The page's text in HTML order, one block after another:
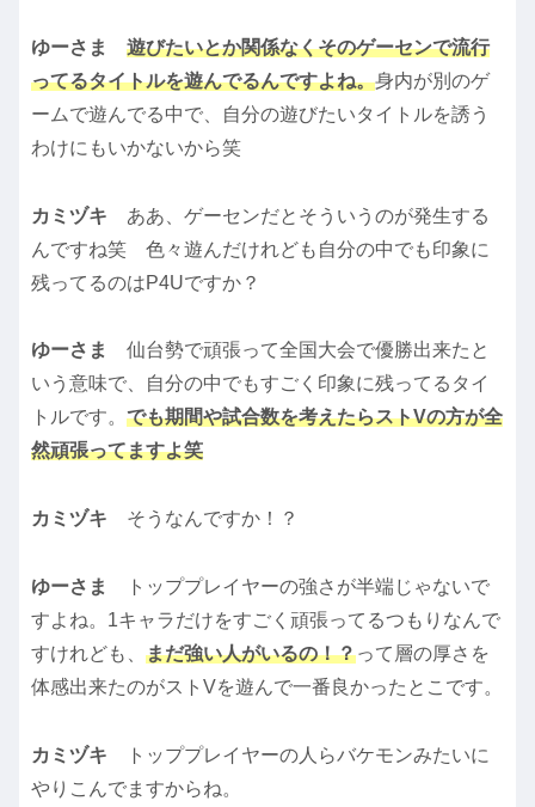
ゆーさま 遊びたいとか関係なくそのゲーセンで流行
ってるタイトルを遊んでるんですよね。身内が別のゲ
ームで遊んでる中で、自分の遊びたいタイトルを誘う
わけにもいかないから笑
カミヅキ ああ、ゲーセンだとそういうのが発生する
んですね笑 色々遊んだけれども自分の中でも印象に
残ってるのはP4Uですか？
ゆーさま 仙台勢で頑張って全国大会で優勝出来たと
いう意味で、自分の中でもすごく印象に残ってるタイ
トルです。 でも期間や試合数を考えたらストVの方が全
然頑張ってますよ笑
カミヅキ そうなんですか！？
ゆーさま
トッププレイヤーの強さが半端じゃないで
すよね。1キャラだけをすごく頑張ってるつもりなんで
すけれども、 まだ強い人がいるの！？って層の厚さを
体感出来たのがストVを遊んで一番良かったとこです。
カミヅキ
トッププレイヤーの人らバケモンみたいに
やりこんでますからね。